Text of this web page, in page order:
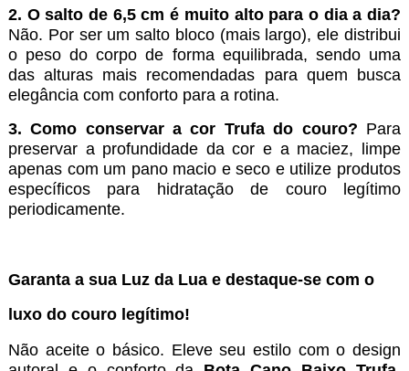
2. O salto de 6,5 cm é muito alto para o dia a dia?
Não. Por ser um salto bloco (mais largo), ele distribui
o peso do corpo de forma equilibrada, sendo uma
das alturas mais recomendadas para quem busca
elegância com conforto para a rotina.
3. Como conservar a cor Trufa do couro? Para
preservar a profundidade da cor e a maciez, limpe
apenas com um pano macio e seco e utilize produtos
específicos para hidratação de couro legítimo
periodicamente.
Garanta a sua Luz da Lua e destaque-se com o
luxo do couro legítimo!
Não aceite o básico. Eleve seu estilo com o design